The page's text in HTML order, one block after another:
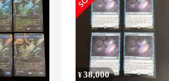
¥38,000